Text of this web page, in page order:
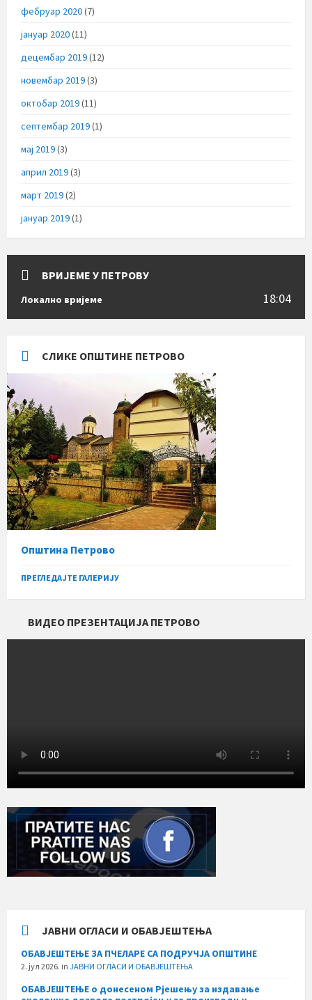
фебруар 2020(7)
јануар 2020(11)
децембар 2019(12)
новембар 2019(3)
октобар 2019(11)
септембар 2019(1)
мај 2019(3)
април 2019(3)
март 2019(2)
јануар 2019(1)
ВРИЈЕМЕ У ПЕТРОВУ
Локално вријеме 18:04
СЛИКЕ ОПШТИНЕ ПЕТРОВО
Општина Петрово
ПРЕГЛЕДАЈТЕ ГАЛЕРИЈУ
ВИДЕО ПРЕЗЕНТАЦИЈА ПЕТРОВО
ЈАВНИ ОГЛАСИ И ОБАВЈЕШТЕЊА
ОБАВЈЕШТЕЊЕ ЗА ПЧЕЛАРЕ СА ПОДРУЧЈА ОПШТИНЕ
2. јул 2026. in ЈАВНИ ОГЛАСИ И ОБАВЈЕШТЕЊА
ОБАВЈЕШТЕЊЕ о донесеном Рјешењу за издавање